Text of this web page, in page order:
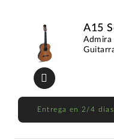
A15
Admira
Entrega en 2/4 días